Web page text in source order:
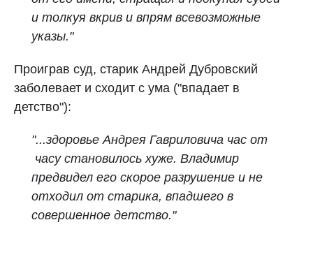
и толкуя вкрив и впрям всевозможные
указы."
Проиграв суд, старик Андрей Дубровский
заболевает и сходит с ума ("впадает в
детство"):
"...здоровье Андрея Гавриловича час от
часу становилось хуже. Владимир
предвидел его скорое разрушение и не
отходил от старика, впадшего в
совершенное детство."